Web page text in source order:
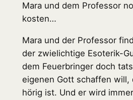
Mara und dem Professor
kosten…
Mara und der Professor
der zwielichtige Esoterik-
dem Feuerbringer doch
eigenen Gott schaffen will,
hörig ist. Und er wird